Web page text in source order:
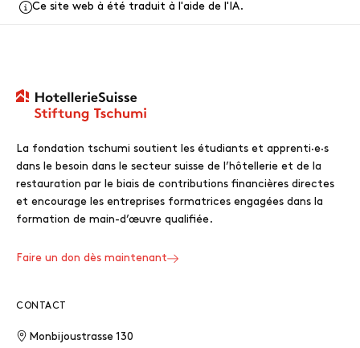
Ce site web à été traduit à l'aide de l'IA.
La fondation tschumi soutient les étudiants et apprenti·e·s
dans le besoin dans le secteur suisse de l’hôtellerie et de la
restauration par le biais de contributions financières directes
et encourage les entreprises formatrices engagées dans la
formation de main-d’œuvre qualifiée.
Faire un don dès maintenant
CONTACT
Monbijoustrasse 130